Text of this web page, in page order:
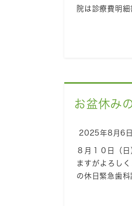
院は診療費明
お盆休み
2025年8月6日
８月１０日（
ますがよろし
の休日緊急歯